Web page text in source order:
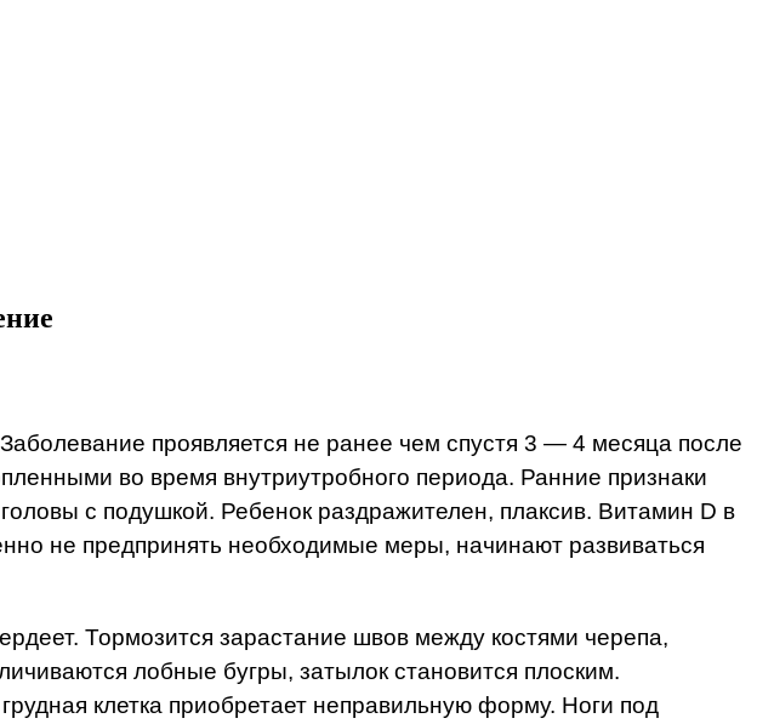
проявляется не ранее чем спустя 3 — 4 месяца после
во время внутриутробного периода. Ранние признаки
с подушкой. Ребенок раздражителен, плаксив. Витамин D в
не предпринять необходимые меры, начинают развиваться
Тормозится зарастание швов между костями черепа,
лобные бугры, затылок становится плоским.
клетка приобретает неправильную форму. Ноги под